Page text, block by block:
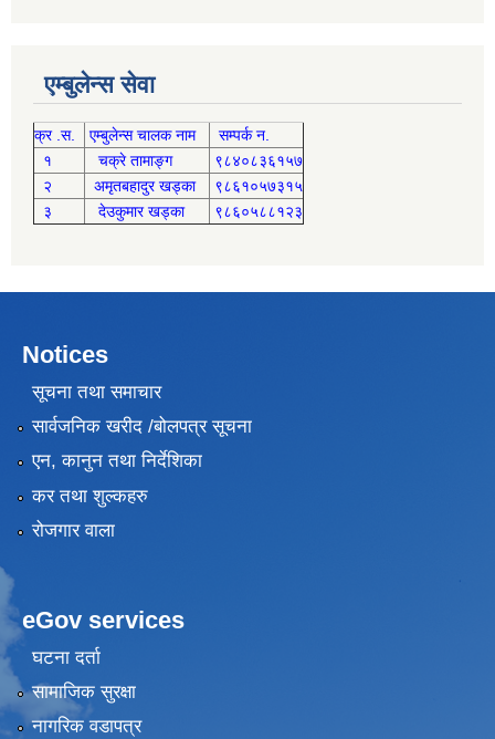
एम्बुलेन्स सेवा
क्र .स. एम्बुलेन्स चालक नाम
सम्पर्क न.
१
चक्रे तामाङ्ग
९८४०८३६१५७
२
अमृतबहादुर खड्का
९८६१०५७३१५
३
देउकुमार खड्का ९८६०५८८१२३
Notices
सूचना तथा समाचार
सार्वजनिक खरीद /बोलपत्र सूचना
एन, कानुन तथा निर्देशिका
कर तथा शुल्कहरु
रोजगार वाला
eGov services
घटना दर्ता
सामाजिक सुरक्षा
नागरिक वडापत्र